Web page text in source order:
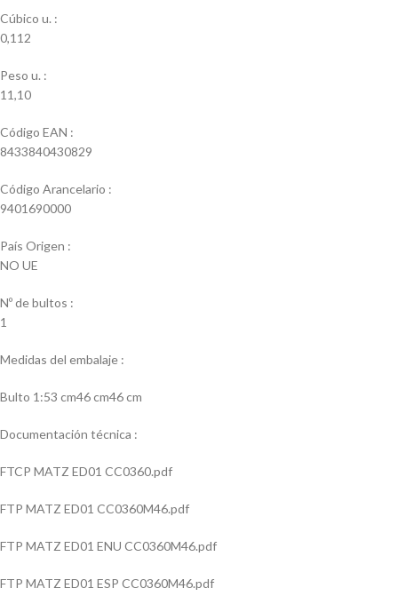
Cúbico u. :
0,112
Peso u. :
11,10
Código EAN :
8433840430829
Código Arancelario :
9401690000
País Origen :
NO UE
Nº de bultos :
1
Medidas del embalaje :
Bulto 1:53 cm46 cm46 cm
Documentación técnica :
FTCP MATZ ED01 CC0360.pdf
FTP MATZ ED01 CC0360M46.pdf
FTP MATZ ED01 ENU CC0360M46.pdf
FTP MATZ ED01 ESP CC0360M46.pdf